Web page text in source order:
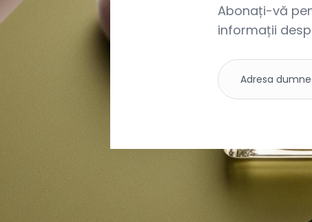
Abonați-vă
informații